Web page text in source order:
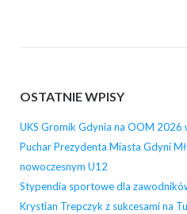
OSTATNIE WPISY
UKS Gromik Gdynia na OOM 2026
Puchar Prezydenta Miasta Gdyni
nowoczesnym U12
Stypendia sportowe dla
Krystian Trepczyk z sukcesami na